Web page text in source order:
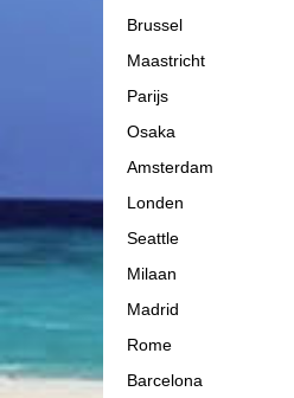
Brussel
Maastricht
Parijs
Osaka
Amsterdam
Londen
Seattle
Milaan
Madrid
Rome
Barcelona